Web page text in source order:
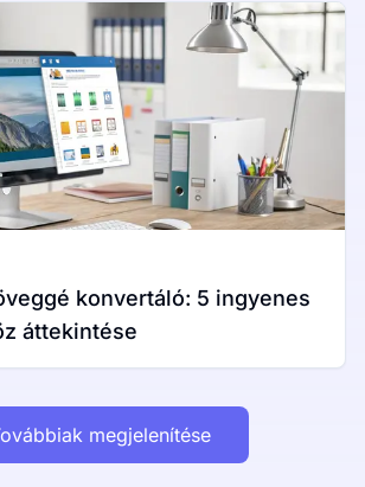
konvertáló: 5 ingyenes
áttekintése
megjelenítése